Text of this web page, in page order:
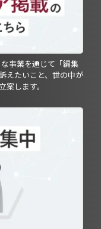
事業を通じて「編集
えたいこと、世の中が
します。